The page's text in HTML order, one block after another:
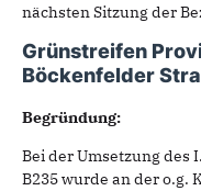
nächsten Sitzung der
Grünstreifen
Böckenfelder
Begründung:
Bei der Umsetzung des
B235 wurde an der o.g.